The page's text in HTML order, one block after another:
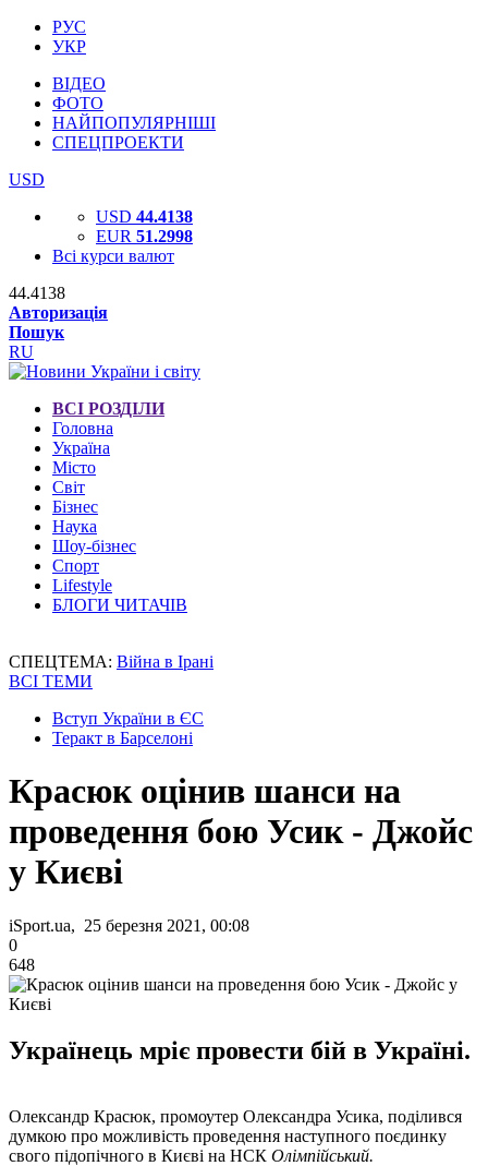
РУС
УКР
ВІДЕО
ФОТО
НАЙПОПУЛЯРНІШІ
СПЕЦПРОЕКТИ
USD
USD 44.4138
EUR 51.2998
Всі курси валют
44.4138
Авторизація
Пошук
RU
ВСІ РОЗДІЛИ
Головна
Україна
Місто
Світ
Бізнес
Наука
Шоу-бізнес
Спорт
Lifestyle
БЛОГИ ЧИТАЧІВ
СПЕЦТЕМА: Війна в Ірані
ВСІ ТЕМИ
Вступ України в ЄС
Теракт в Барселоні
Красюк оцінив шанси на
проведення бою Усик - Джойс
у Києві
iSport.ua, 25 березня 2021, 00:08
0
648
Українець мріє провести бій в Україні.
Олександр Красюк, промоутер Олександра Усика, поділився
думкою про можливість проведення наступного поєдинку
свого підопічного в Києві на НСК Олімпійський.